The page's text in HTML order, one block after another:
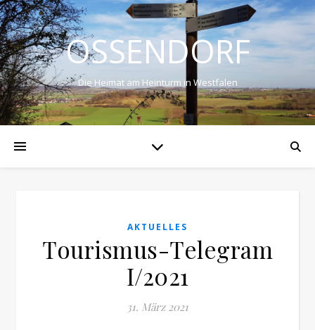
OSSENDORF
Die Heimat am Heinturm in Westfalen
AKTUELLES
Tourismus-Telegram
I/2021
31. März 2021